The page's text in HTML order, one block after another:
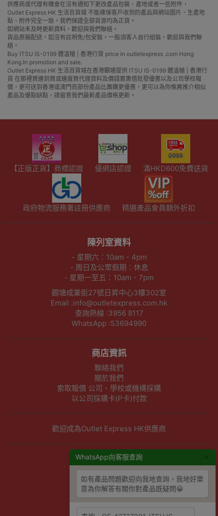
供應商或代理有機會在沒有通知下更改產品包裝、產地或者一些附件，
Outlet Express HK 生活百貨城 不能確保客戶收到的產品與網站圖片、生產地
點、附件完全一致。我們保證全部貨源均為正貨。
如網站未及時更新資料，歡迎與我們聯絡。
貨品原箱配送，如沒有註明免/包安裝，一般須客人自行組裝，歡迎與我們聯
絡。
Buy ITSU IS-0199 體溫槍 | 香港行貨 price in outletexpress .com Hong
Kong.In promotion and sale.
Outlet Express HK 生活百貨城在香港觀塘提供 ITSU IS-0199 體溫槍 | 香港行
貨 在那裡買邊到買或邊度買代理資料及價錢實惠借批發優惠以及公司學校報
價，更可送到香港或澳門而部份產品比團購更優惠，更可以為你推薦推介相似
產品及優點缺點，請留意我們最新產品價格更新。
WhatsApp向客服查詢
如有產品問題歡迎向我地查詢，我地好樂
意為你解答有關你對產品既疑問😀
【正版正貨】商標認證 優網店認證 滿HKD600免費送貨
政府物流服務署註冊供應商 精選產品會員額外折扣
陳列室資料
- 星期六：10am - 4pm
- 周日及公眾假期：休息
- 星期一至五：10am - 7pm
觀塘成業街27號日昇中心3樓302室
Email :info@outletexpress.com.hk
查詢熱線 :3956 8117
WhatsApp :53694990
商店資訊
聯絡我們
關於我們
索取報價 公司、學校或機構採購
以公司採購卡(P卡)付款
歡迎成為Outlet Express HK供應商
其他資訊
隱私權及條款聲明
保養條款及更換政策
條款及細則